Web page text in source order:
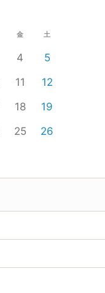
金 土
4
5
11
12
18
19
25
26